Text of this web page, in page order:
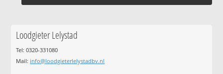
Loodgieter Lelystad
Tel: 0320-331080
Mail: info@loodgieterlelystadbv.nl